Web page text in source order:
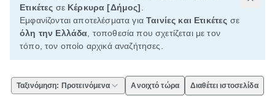
Ετικέτες σε Κέρκυρα [Δήμος]
Εμφανίζονται αποτελέσματα γιαΤαινίες και Ετικέτες σε
όλη την Ελλάδα , τοποθεσία που σχετίζεται με τον
τόπο, τον οποίο αρχικά αναζήτησες.
Ταξινόμηση: Προτεινόμενα Ανοιχτό τώρα Διαθέτει ιστοσελίδα